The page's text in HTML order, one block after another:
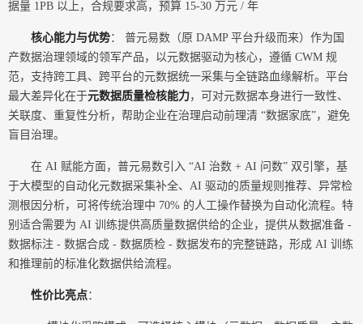
据量 1PB 以上，合规要求高，预算 15-30 万元 / 年
核心能力与优势： 普元易数（原 DAMP 平台升级而来）作为国
产数据治理领域的领军产品，以元数据驱动为核心，遵循 CWM 规
范，支持跨工具、跨平台的元数据统一采集与全链路血缘解析。平台
最大差异化在于元数据质量检核能力，可对元数据本身进行一致性、
关联度、重复性分析，帮助企业在治理启动前理清 “数据家底”，避免
盲目治理。
在 AI 赋能方面，普元易数引入 “AI 治数 + AI 问数” 双引擎，基
于大模型的自动化元数据采集补全、AI 驱动的质量规则推荐、异常检
测根因分析，可将传统治理中 70% 的人工操作替换为自动化流程。特
别适合需要为 AI 训练提供高质量数据供给的企业，提供从数据准备 -
数据标注 - 数据合成 - 数据质检 - 数据发布的完整链路，形成 AI 训练
和推理前的标准化数据供给流程。
性价比亮点：